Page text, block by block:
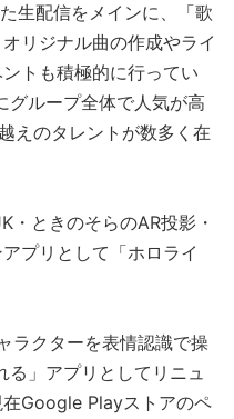
生配信をメインに、「歌
リジナル曲の作成やライ
トも積極的に行ってい
グループ全体で人気が高
えのタレントが数多く在
・ときのそらのAR投影・
プリとして「ホロライ
ラクターを表情認識で操
る」アプリとしてリニュ
Google Playストアのペ